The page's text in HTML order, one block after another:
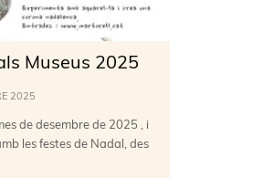
Museus 2025
2025
de desembre de 2025 , i
les festes de Nadal, des